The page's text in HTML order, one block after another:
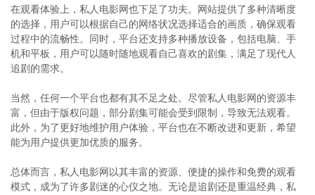
在观看体验上，私人电影网也下足了功夫。网站提供了多种清晰度
的选择，用户可以根据自己的网络状况选择适合的画质，确保观看
过程中的流畅性。同时，平台还支持多种播放设备，包括电脑、手
机和平板，用户可以随时随地观看自己喜欢的剧集，满足了现代人
追剧的需求。
当然，任何一个平台也都有其不足之处。尽管私人电影网的资源丰
富，但由于版权问题，部分剧集可能会受到限制，导致无法观看。
此外，为了更好地维护用户体验，平台也在不断改进和更新，希望
能为用户提供更加优质的服务。
总体而言，私人电影网以其丰富的资源、便捷的操作和免费的观看
模式，成为了许多剧迷的心仪之地。无论是追剧还是重温经典，私